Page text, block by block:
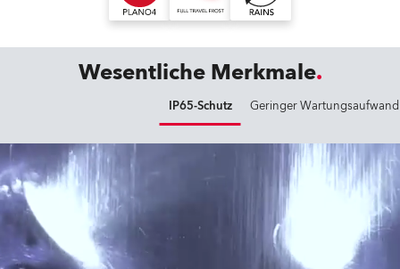
Wesentliche Merkmale
IP65-Schutz Geringer Wartungsaufwand